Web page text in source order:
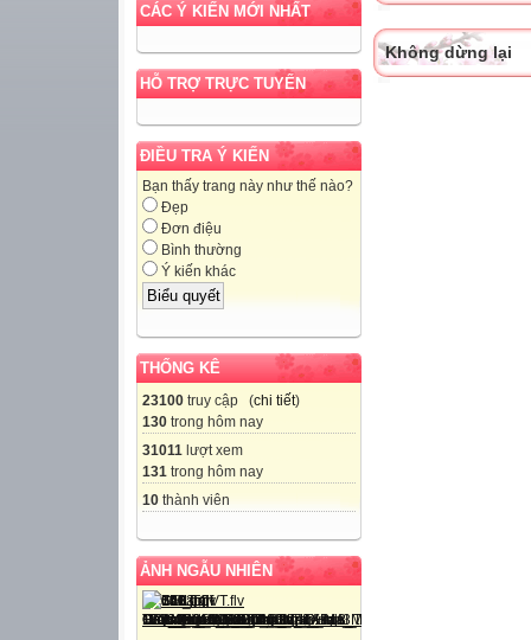
CÁC Ý KIẾN MỚI NHẤT
HỖ TRỢ TRỰC TUYẾN
ĐIỀU TRA Ý KIẾN
Bạn thấy trang này như thế nào?
Đẹp
Đơn điệu
Bình thường
Ý kiến khác
THỐNG KÊ
23100 truy cập (chi tiết)
130 trong hôm nay
31011 lượt xem
131 trong hôm nay
10 thành viên
ẢNH NGẪU NHIÊN
Không dừng lại